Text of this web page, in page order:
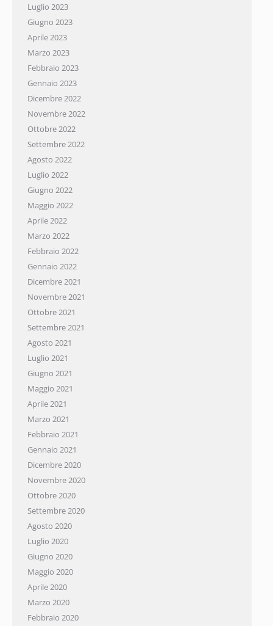
Luglio 2023
Giugno 2023
Aprile 2023
Marzo 2023
Febbraio 2023
Gennaio 2023
Dicembre 2022
Novembre 2022
Ottobre 2022
Settembre 2022
Agosto 2022
Luglio 2022
Giugno 2022
Maggio 2022
Aprile 2022
Marzo 2022
Febbraio 2022
Gennaio 2022
Dicembre 2021
Novembre 2021
Ottobre 2021
Settembre 2021
Agosto 2021
Luglio 2021
Giugno 2021
Maggio 2021
Aprile 2021
Marzo 2021
Febbraio 2021
Gennaio 2021
Dicembre 2020
Novembre 2020
Ottobre 2020
Settembre 2020
Agosto 2020
Luglio 2020
Giugno 2020
Maggio 2020
Aprile 2020
Marzo 2020
Febbraio 2020